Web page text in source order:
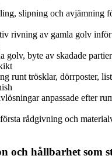
slipning och avjämning
rivning av gamla golv
golv, byte av skadade
runt trösklar, dörrposter,
anpassade efter
rådgivning och
och hållbarhet som